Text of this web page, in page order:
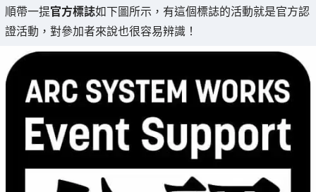
順帶一提官方標誌如下圖所示，有這個標誌的活動就是官方認
證活動，對參加者來說也很容易辨識！